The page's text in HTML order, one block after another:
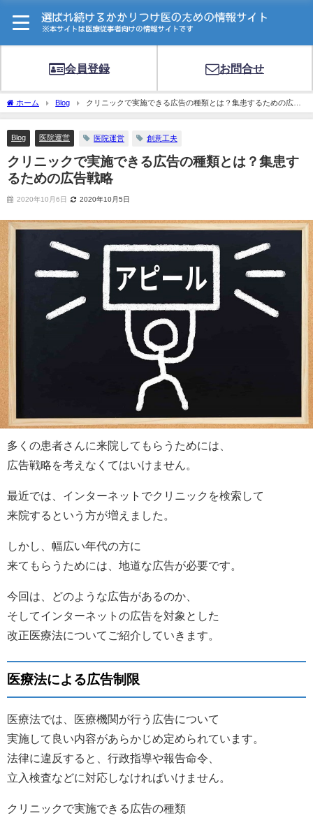
会員登録 お問合せ
ホーム Blog
クリニックで実施できる広告の種類とは？集患するための広告
戦略
Blog 医院運営 医院運営 創意工夫
クリニックで実施できる広告の種類とは？集患す
るための広告戦略
2020年10月6日 2020年10月5日
多くの患者さんに来院してもらうためには、
広告戦略を考えなくてはいけません。
最近では、インターネットでクリニックを検索して
来院するという方が増えました。
しかし、幅広い年代の方に
来てもらうためには、地道な広告が必要です。
今回は、どのような広告があるのか、
そしてインターネットの広告を対象とした
改正医療法についてご紹介していきます。
医療法による広告制限
医療法では、医療機関が行う広告について
実施して良い内容があらかじめ定められています。
法律に違反すると、行政指導や報告命令、
立入検査などに対応しなければいけません。
クリニックで実施できる広告の種類